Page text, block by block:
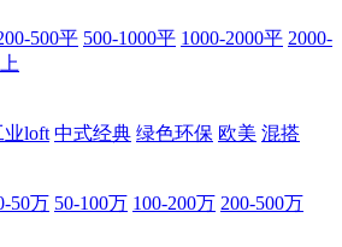
500平 500-1000平 1000-2000平 2000-
业loft 中式经典 绿色环保 欧美 混搭
50万 50-100万 100-200万 200-500万